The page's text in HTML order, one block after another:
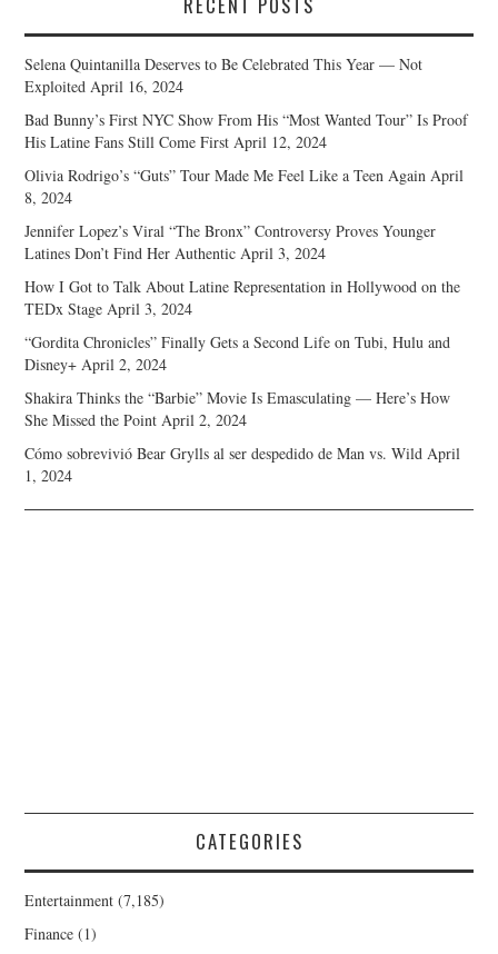
Selena Quintanilla Deserves to Be Celebrated This Year — Not
Exploited April 16, 2024
Bad Bunny’s First NYC Show From His “Most Wanted Tour” Is Proof
His Latine Fans Still Come First April 12, 2024
Olivia Rodrigo’s “Guts” Tour Made Me Feel Like a Teen Again April
8, 2024
Jennifer Lopez’s Viral “The Bronx” Controversy Proves Younger
Latines Don’t Find Her Authentic April 3, 2024
How I Got to Talk About Latine Representation in Hollywood on the
TEDx Stage April 3, 2024
“Gordita Chronicles” Finally Gets a Second Life on Tubi, Hulu and
Disney+ April 2, 2024
Shakira Thinks the “Barbie” Movie Is Emasculating — Here’s How
She Missed the Point April 2, 2024
Cómo sobrevivió Bear Grylls al ser despedido de Man vs. Wild April
1, 2024
CATEGORIES
Entertainment (7,185)
Finance (1)